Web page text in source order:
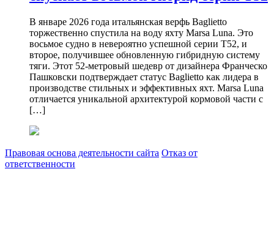
В январе 2026 года итальянская верфь Baglietto
торжественно спустила на воду яхту Marsa Luna. Это
восьмое судно в невероятно успешной серии T52, и
второе, получившее обновленную гибридную систему
тяги. Этот 52-метровый шедевр от дизайнера Франческо
Пашковски подтверждает статус Baglietto как лидера в
производстве стильных и эффективных яхт. Marsa Luna
отличается уникальной архитектурой кормовой части с
[…]
Правовая основа деятельности сайта Отказ от
ответственности